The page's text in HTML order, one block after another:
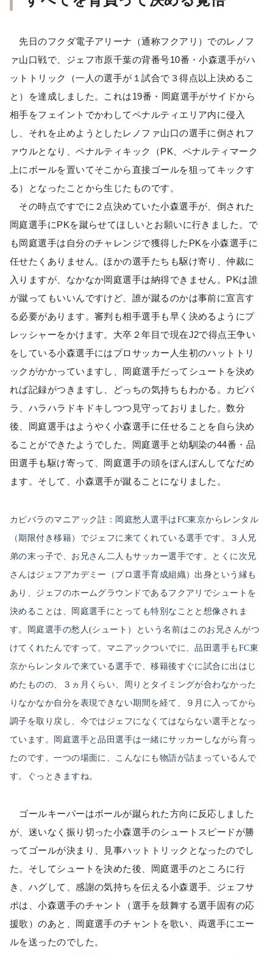
先日のフクダ電子アリーナ（通称フクアリ）でのレノフ
ァ山口戦で、ジェフ市原千葉の背番号10番・小森選手がハ
ットトリック（一人の選手が１試合で３得点以上決めるこ
と）を達成しました。これは19番・岡庭選手がサイドから
相手をフェイントでかわしてペナルティエリア内に侵入
し、それを止めようとしたレノファ山口の選手に倒されフ
ァウルとなり、ペナルティキック（PK、ペナルティマーク
上にボールを置いてそこから直接ゴールを狙ってキックす
る）となったことから生じたものです。
その時点ですでに２点決めていた小森選手が、倒された
岡庭選手にPKを蹴らせてほしいとお願いに行きました。で
も岡庭選手は自分のチャレンジで獲得したPKを小森選手に
任せたくありません。ほかの選手たちも駆け寄り、仲裁に
入りますが、なかなか岡庭選手は納得できません。PKは誰
が蹴ってもいいんですけど、誰が蹴るのかは事前に宣言す
る必要があります。審判も相手選手も早く決めるようにプ
レッシャーをかけます。大卒２年目で現在J2で得点王争い
をしている小森選手にはプロサッカー人生初のハットトリ
ックがかかっていますし、岡庭選手だってシュートを決め
れば記録がつきますし、どっちの気持ちもわかる。カピバ
ラ、ハラハラドキドキしつつ見守っておりました。数分
後、岡庭選手はようやく小森選手に任せることを自ら決め
ることができたようでした。岡庭選手と幼馴染の44番・品
田選手も駆け寄って、岡庭選手の頭をぽんぽんしてなだめ
ます。そして、小森選手が蹴ることになりました。
カピバラのマニアック註：岡庭愁人選手はFC東京からレンタル
（期限付き移籍）でジェフに来てくれている選手です。３人兄
弟の末っ子で、お兄さん二人もサッカー選手です。とくに次兄
さんはジェフアカデミー（プロ選手育成組織）出身という縁も
あり、ジェフのホームグラウンドであるフクアリでシュートを
決めることは、岡庭選手にとっても特別なことと想像されま
す。岡庭選手の愁人(シュート）という名前はこのお兄さんがつ
けてくれたんですって。マニアックついでに、品田選手もFC東
京からレンタルで来ている選手で、移籍後すぐに試合に出はじ
めたものの、３ヵ月くらい、周りとタイミングが合わなかった
りなかなか自分を表現できない期間を経て、９月に入ってから
調子を取り戻し、今ではジェフになくてはならない選手となっ
ています。岡庭選手と品田選手は一緒にサッカーしながら育っ
たのです。一つの場面に、こんなにも物語が詰まっているんで
す。ぐっときますね。
ゴールキーパーはボールが蹴られた方向に反応しました
が、迷いなく振り切った小森選手のシュートスピードが勝
ってゴールが決まり、見事ハットトリックとなったのでし
た。そしてシュートを決めた後、岡庭選手のところに行
き、ハグして、感謝の気持ちを伝える小森選手。ジェフサ
ポは、小森選手のチャント（選手を鼓舞する選手固有の応
援歌）のあと、岡庭選手のチャントを歌い、両選手にエー
ルを送ったのでした。